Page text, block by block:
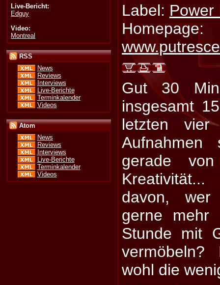
Live-Bericht:
Edguy
Video:
Montreal
RSS
News
Reviews
Interviews
Live-Berichte
Terminkalender
Videos
Atom
News
Reviews
Interviews
Live-Berichte
Terminkalender
Videos
Label: Power
Homepage:
Gut 30
insgesamt
letzten
gerade von
davon,
gerne mehr
Stunde mit
wohl die